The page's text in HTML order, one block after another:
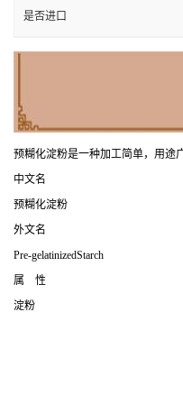
是否进口
预糊化淀粉是一种加工简单，用途
中文名
预糊化淀粉
外文名
Pre-gelatinizedStarch
属 性
淀粉